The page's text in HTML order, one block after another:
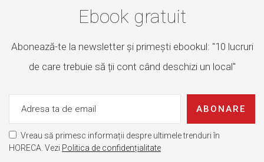
Ebook gratuit
Abonează-te la newsletter și primești ebookul: "10 lucruri
de care trebuie să ții cont când deschizi un local"
ABONARE
Vreau să primesc informații despre ultimele trenduri în
HORECA. Vezi Politica de confidențialitate